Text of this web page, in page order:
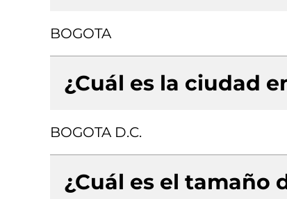
BOGOTA
¿Cuál es la ciudad
BOGOTA D.C.
¿Cuál es el tamaño